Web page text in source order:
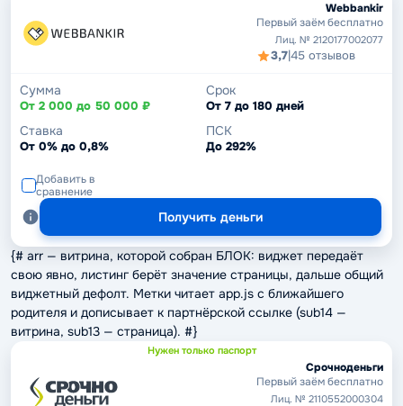
Webbankir
Первый заём бесплатно
Лиц. № 2120177002077
3,7|45 отзывов
Сумма
От 2 000 до 50 000 ₽
Срок
От 7 до 180 дней
Ставка
От 0% до 0,8%
ПСК
До 292%
Добавить в
сравнение
Получить деньги
{# arr — витрина, которой собран БЛОК: виджет передаёт
свою явно, листинг берёт значение страницы, дальше общий
виджетный дефолт. Метки читает app.js с ближайшего
родителя и дописывает к партнёрской ссылке (sub14 —
витрина, sub13 — страница). #}
Нужен только паспорт
Срочноденьги
Первый заём бесплатно
Лиц. № 2110552000304